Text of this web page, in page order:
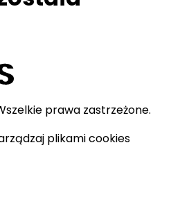
prawa zastrzeżone.
plikami cookies